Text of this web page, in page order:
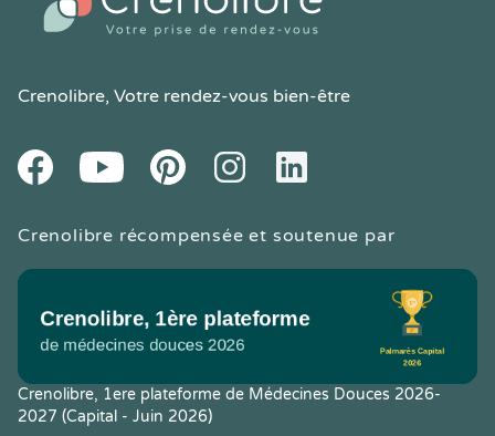
Crenolibre, Votre rendez-vous bien-être
FacebookYoutube PinteresetInstagramLinkedIn
Crenolibre récompensée et soutenue par
Crenolibre, 1ere plateforme de Médecines Douces 2026-
2027 (Capital - Juin 2026)